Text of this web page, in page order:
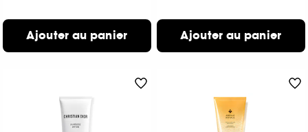
Ajouter au panier Ajouter au panier